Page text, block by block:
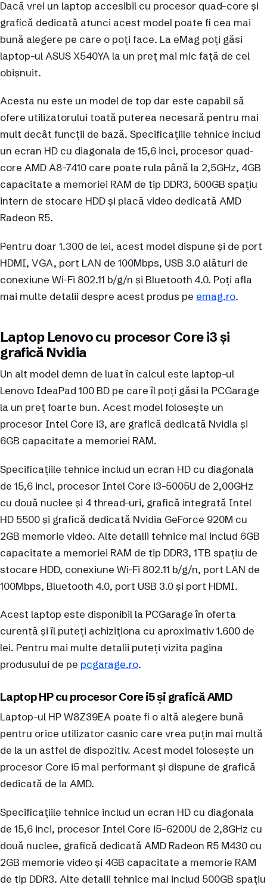
Dacă vrei un laptop accesibil cu procesor quad-core și
grafică dedicată atunci acest model poate fi cea mai
bună alegere pe care o poți face. La eMag poți găsi
laptop-ul ASUS X540YA la un preț mai mic față de cel
obișnuit.
Acesta nu este un model de top dar este capabil să
ofere utilizatorului toată puterea necesară pentru mai
mult decât funcții de bază. Specificațiile tehnice includ
un ecran HD cu diagonala de 15,6 inci, procesor quad-
core AMD A8-7410 care poate rula până la 2,5GHz, 4GB
capacitate a memoriei RAM de tip DDR3, 500GB spațiu
intern de stocare HDD și placă video dedicată AMD
Radeon R5.
Pentru doar 1.300 de lei, acest model dispune și de port
HDMI, VGA, port LAN de 100Mbps, USB 3.0 alături de
conexiune Wi-Fi 802.11 b/g/n și Bluetooth 4.0. Poți afla
mai multe detalii despre acest produs pe emag.ro.
Laptop Lenovo cu procesor Core i3 și
grafică Nvidia
Un alt model demn de luat în calcul este laptop-ul
Lenovo IdeaPad 100 BD pe care îl poți găsi la PCGarage
la un preț foarte bun. Acest model folosește un
procesor Intel Core i3, are grafică dedicată Nvidia și
6GB capacitate a memoriei RAM.
Specificațiile tehnice includ un ecran HD cu diagonala
de 15,6 inci, procesor Intel Core i3-5005U de 2,00GHz
cu două nuclee și 4 thread-uri, grafică integrată Intel
HD 5500 și grafică dedicată Nvidia GeForce 920M cu
2GB memorie video. Alte detalii tehnice mai includ 6GB
capacitate a memoriei RAM de tip DDR3, 1TB spațiu de
stocare HDD, conexiune Wi-Fi 802.11 b/g/n, port LAN de
100Mbps, Bluetooth 4.0, port USB 3.0 și port HDMI.
Acest laptop este disponibil la PCGarage în oferta
curentă și îl puteți achiziționa cu aproximativ 1.600 de
lei. Pentru mai multe detalii puteți vizita pagina
produsului de pe pcgarage.ro.
Laptop HP cu procesor Core i5 și grafică AMD
Laptop-ul HP W8Z39EA poate fi o altă alegere bună
pentru orice utilizator casnic care vrea puțin mai multă
de la un astfel de dispozitiv. Acest model folosește un
procesor Core i5 mai performant și dispune de grafică
dedicată de la AMD.
Specificațiile tehnice includ un ecran HD cu diagonala
de 15,6 inci, procesor Intel Core i5-6200U de 2,8GHz cu
două nuclee, grafică dedicată AMD Radeon R5 M430 cu
2GB memorie video și 4GB capacitate a memorie RAM
de tip DDR3. Alte detalii tehnice mai includ 500GB spațiu